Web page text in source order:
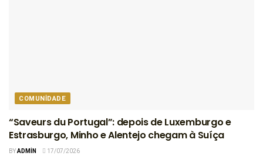
COMUNIDADE
“Saveurs du Portugal”: depois de Luxemburgo e
Estrasburgo, Minho e Alentejo chegam à Suíça
BYADMIN 17/07/2026